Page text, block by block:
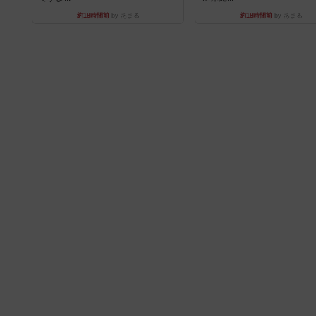
約18時間前by あまる 約18時間前by あまる